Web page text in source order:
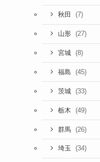
秋田 (7)
山形 (27)
宮城 (8)
福島 (45)
茨城 (33)
栃木 (49)
群馬 (26)
埼玉 (34)